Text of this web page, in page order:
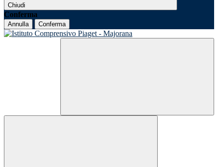
Chiudi
Conferma
Annulla Conferma